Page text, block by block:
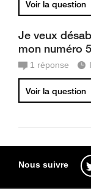
Voir la question
Je veux
mon numéro
1 réponse
Voir la question
Nous suivre